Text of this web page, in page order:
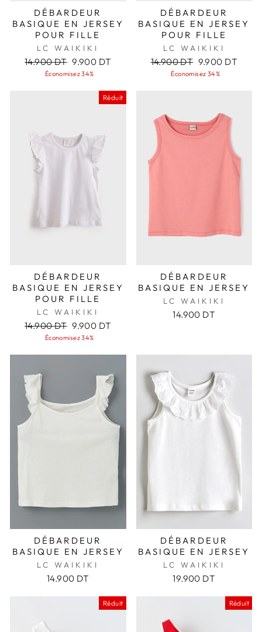
DÉBARDEUR
BASIQUE EN JERSEY
POUR FILLE
LC WAIKIKI
Prix
régulier
14.900 DT Prix
réduit
9.900 DT
Économisez 34%
DÉBARDEUR
BASIQUE EN JERSEY
POUR FILLE
LC WAIKIKI
Prix
régulier
14.900 DT Prix
réduit
9.900 DT
Économisez 34%
Réduit
DÉBARDEUR
BASIQUE EN JERSEY
POUR FILLE
LC WAIKIKI
Prix
régulier
14.900 DT Prix
réduit
9.900 DT
Économisez 34%
DÉBARDEUR
BASIQUE EN JERSEY
LC WAIKIKI
14.900 DT
DÉBARDEUR
BASIQUE EN JERSEY
LC WAIKIKI
14.900 DT
DÉBARDEUR
BASIQUE EN JERSEY
LC WAIKIKI
19.900 DT
Réduit Réduit